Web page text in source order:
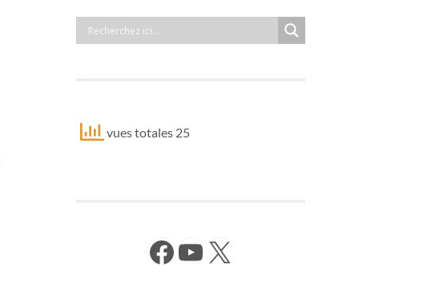
vues totales 25
Facebook YouTube X